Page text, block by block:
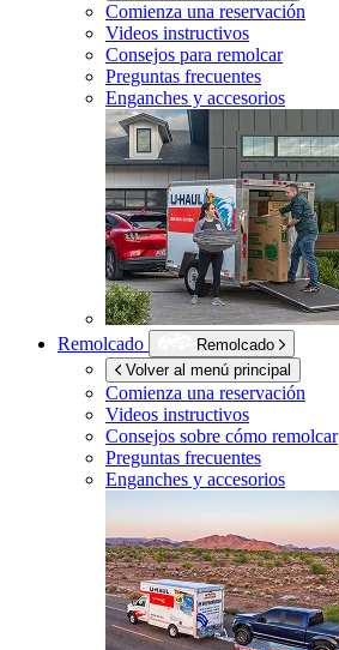
Comienza una reservación
Videos instructivos
Consejos para remolcar
Preguntas frecuentes
Enganches y accesorios
Remolcado
Remolcado
Volver al menú principal
Comienza una reservación
Videos instructivos
Consejos sobre cómo remolcar
Preguntas frecuentes
Enganches y accesorios